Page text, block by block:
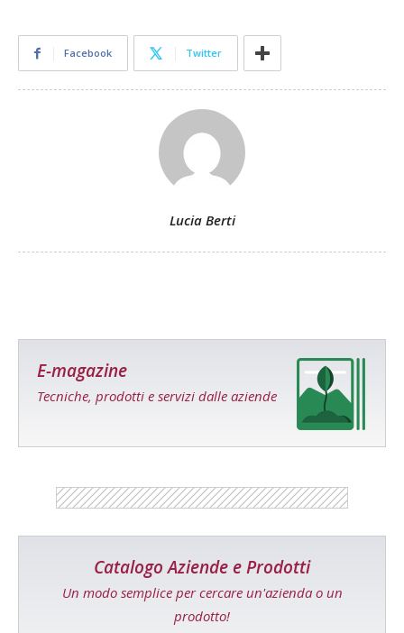
Facebook Twitter
Lucia Berti
E-magazine
Tecniche, prodotti e servizi dalle aziende
Catalogo Aziende e Prodotti
Un modo semplice per cercare un'azienda o un
prodotto!